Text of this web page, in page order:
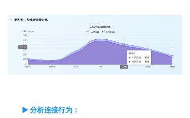
▶ 分析连接行为：